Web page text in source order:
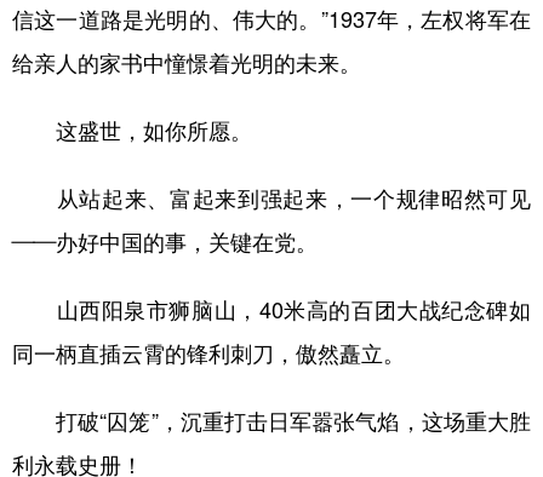
信这一道路是光明的、伟大的。”1937年，左权将军在
给亲人的家书中憧憬着光明的未来。
这盛世，如你所愿。
从站起来、富起来到强起来，一个规律昭然可见
——办好中国的事，关键在党。
山西阳泉市狮脑山，40米高的百团大战纪念碑如
同一柄直插云霄的锋利刺刀，傲然矗立。
打破“囚笼”，沉重打击日军嚣张气焰，这场重大胜
利永载史册！